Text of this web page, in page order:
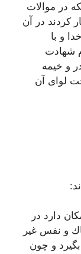
در موالات
کردند در آن
و با
شهادت
و خیمه
لوای آن
دارد در
و نفس غير
و چون